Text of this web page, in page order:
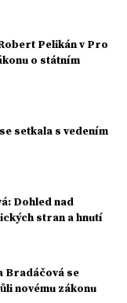
Pelikán v Pro
o státním
setkala s vedením
Dohled nad
stran a hnutí
Bradáčová se
novému zákonu